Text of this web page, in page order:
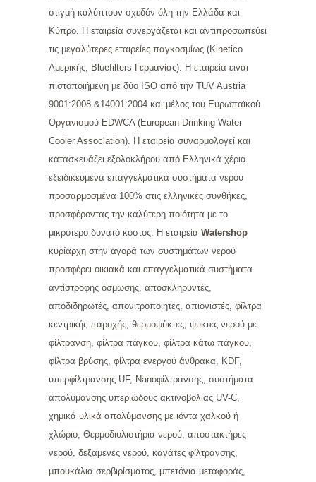
στιγμή καλύπτουν σχεδόν όλη την Ελλάδα και
Κύπρο. Η εταιρεία συνεργάζεται και αντιπροσωπεύει
τις μεγαλύτερες εταιρείες παγκοσμίως (Kinetico
Αμερικής, Bluefilters Γερμανίας). Η εταιρεία ειναι
πιστοποιήμενη με δύο ISO από την TUV Austria
9001:2008 &14001:2004 και μέλος του Ευρωπαϊκού
Οργανισμού EDWCA (European Drinking Water
Cooler Association). Η εταιρεία συναρμολογεί και
κατασκευάζει εξολοκλήρου από Ελληνικά χέρια
εξειδικευμένα επαγγελματικά συστήματα νερού
προσαρμοσμένα 100% στις ελληνικές συνθήκες,
προσφέροντας την καλύτερη ποιότητα με το
μικρότερο δυνατό κόστος. Η εταιρεία Watershop
κυρίαρχη στην αγορά των συστημάτων νερού
προσφέρει οικιακά και επαγγελματικά συστήματα
αντίστροφης όσμωσης, αποσκληρυντές,
αποδιδηρωτές, απονιτροποιητές, απιονιστές, φίλτρα
κεντρικής παροχής, θερμοψύκτες, ψυκτες νερού με
φίλτρανση, φίλτρα πάγκου, φίλτρα κάτω πάγκου,
φίλτρα βρύσης, φίλτρα ενεργού άνθρακα, KDF,
υπερφίλτρανσης UF, Nanoφίλτρανσης, συστήματα
απολύμανσης υπεριώδους ακτινοβολίας UV-C,
χημικά υλικά απολύμανσης με ιόντα χαλκού ή
χλώριο, Θερμοδιυλιστήρια νερού, αποστακτήρες
νερού, δεξαμενές νερού, κανάτες φίλτρανσης,
μπουκάλια σερβιρίσματος, μπετόνια μεταφοράς,